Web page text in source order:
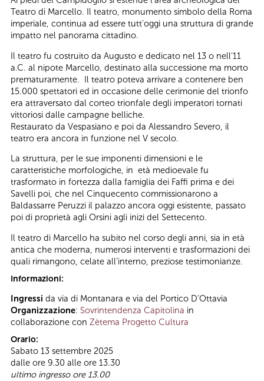
Teatro di Marcello. Il teatro, monumento simbolo della Roma
imperiale, continua ad essere tutt’oggi una struttura di grande
impatto nel panorama cittadino.
Il teatro fu costruito da Augusto e dedicato nel 13 o nell’11
a.C. al nipote Marcello, destinato alla successione ma morto
prematuramente. Il teatro poteva arrivare a contenere ben
15.000 spettatori ed in occasione delle cerimonie del trionfo
era attraversato dal corteo trionfale degli imperatori tornati
vittoriosi dalle campagne belliche.
Restaurato da Vespasiano e poi da Alessandro Severo, il
teatro era ancora in funzione nel V secolo.
La struttura, per le sue imponenti dimensioni e le
caratteristiche morfologiche, in età medioevale fu
trasformato in fortezza dalla famiglia dei Faffi prima e dei
Savelli poi, che nel Cinquecento commissionarono a
Baldassarre Peruzzi il palazzo ancora oggi esistente, passato
poi di proprietà agli Orsini agli inizi del Settecento.
Il teatro di Marcello ha subito nel corso degli anni, sia in età
antica che moderna, numerosi interventi e trasformazioni dei
quali rimangono, celate all’interno, preziose testimonianze.
Informazioni:
Ingressi da via di Montanara e via del Portico D’Ottavia
Organizzazione: Sovrintendenza Capitolina in
collaborazione con Zètema Progetto Cultura
Orario:
Sabato 13 settembre 2025
dalle ore 9.30 alle ore 13.30
ultimo ingresso ore 13.00